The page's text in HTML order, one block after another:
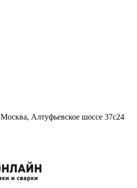
Москва, Алтуфьевское шоссе 37с24